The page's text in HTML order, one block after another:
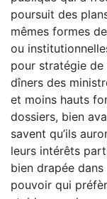
poursuit des
mêmes formes
ou
pour stratégie de
dîners des
et moins hauts
dossiers, bien
savent qu’ils
leurs intérêts
bien drapée dans
pouvoir qui